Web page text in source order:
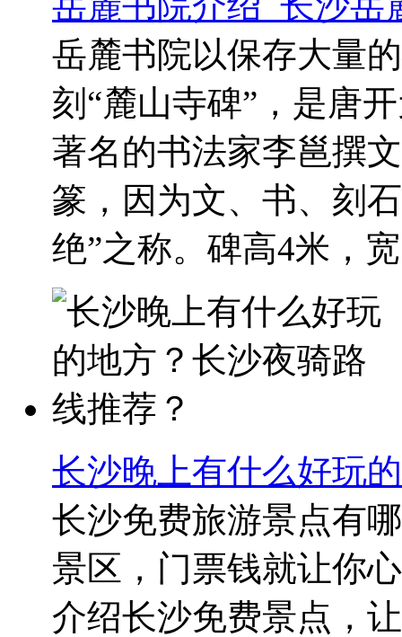
岳麓书院以保存大量
刻“麓山寺碑”，是唐
著名的书法家李邕撰
篆，因为文、书、刻
绝”之称。碑高4米，
长沙晚上有什么好玩
长沙免费旅游景点有
景区，门票钱就让你
介绍长沙免费景点，